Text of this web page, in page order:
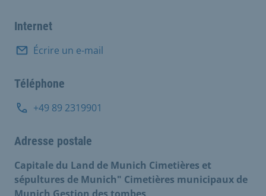
Internet
Écrire un e-mail
Téléphone
+49 89 2319901
Adresse postale
Capitale du Land de Munich Cimetières et
sépultures de Munich" Cimetières municipaux de